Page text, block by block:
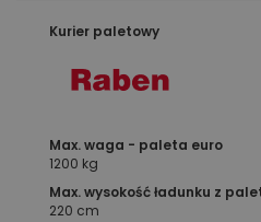
1200 kg
220 cm